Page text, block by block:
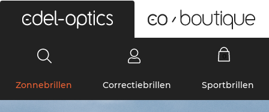
Zonnebrillen Correctiebrillen Sportbrillen